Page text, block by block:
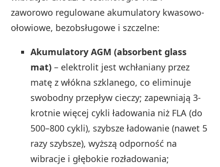
zaworowo regulowane akumulatory kwasowo-
ołowiowe, bezobsługowe i szczelne:
Akumulatory AGM (absorbent glass
mat) – elektrolit jest wchłaniany przez
matę z włókna szklanego, co eliminuje
swobodny przepływ cieczy; zapewniają 3-
krotnie więcej cykli ładowania niż FLA (do
500–800 cykli), szybsze ładowanie (nawet 5
razy szybsze), wyższą odporność na
wibracje i głębokie rozładowania;